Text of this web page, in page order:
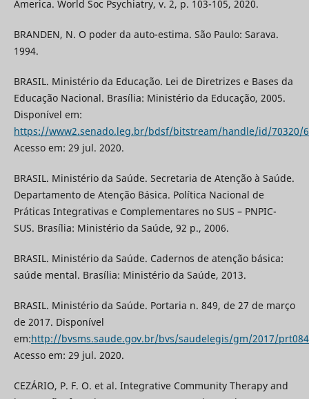
America. World Soc Psychiatry, v. 2, p. 103-105, 2020.
BRANDEN, N. O poder da auto-estima. São Paulo: Sarava.
1994.
BRASIL. Ministério da Educação. Lei de Diretrizes e Bases da
Educação Nacional. Brasília: Ministério da Educação, 2005.
Disponível em:
https://www2.senado.leg.br/bdsf/bitstream/handle/id/70320/
Acesso em: 29 jul. 2020.
BRASIL. Ministério da Saúde. Secretaria de Atenção à Saúde.
Departamento de Atenção Básica. Política Nacional de
Práticas Integrativas e Complementares no SUS – PNPIC-
SUS. Brasília: Ministério da Saúde, 92 p., 2006.
BRASIL. Ministério da Saúde. Cadernos de atenção básica:
saúde mental. Brasília: Ministério da Saúde, 2013.
BRASIL. Ministério da Saúde. Portaria n. 849, de 27 de março
de 2017. Disponível
em:http://bvsms.saude.gov.br/bvs/saudelegis/gm/2017/
Acesso em: 29 jul. 2020.
CEZÁRIO, P. F. O. et al. Integrative Community Therapy and